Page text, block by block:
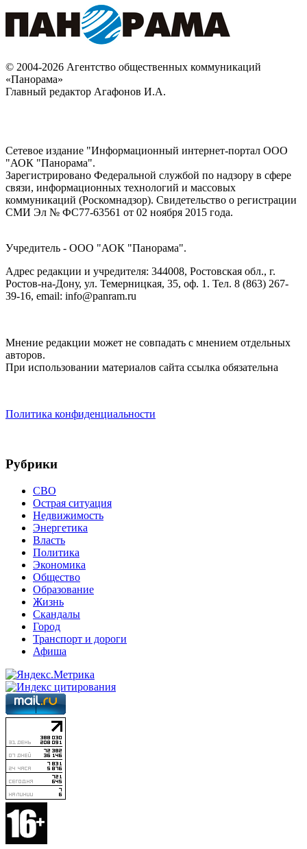
© 2004-2026 Агентство общественных коммуникаций
«Панорама»
Главный редактор Агафонов И.А.
Сетевое издание "Информационный интернет-портал ООО
"АОК "Панорама".
Зарегистрировано Федеральной службой по надзору в сфере
связи, информационных технологий и массовых
коммуникаций (Роскомнадзор). Cвидетельство о регистрации
СМИ Эл № ФС77-63561 от 02 ноября 2015 года.
Учредитель - ООО "АОК "Панорама".
Адрес редакции и учредителя: 344008, Ростовская обл., г.
Ростов-на-Дону, ул. Темерницкая, 35, оф. 1. Тел. 8 (863) 267-
39-16, email: info@panram.ru
Мнение редакции может не совпадать с мнением отдельных
авторов.
При использовании материалов сайта ссылка обязательна
Политика конфиденциальности
Рубрики
СВО
Острая ситуация
Недвижимость
Энергетика
Власть
Политика
Экономика
Общество
Образование
Жизнь
Скандалы
Город
Транспорт и дороги
Афиша